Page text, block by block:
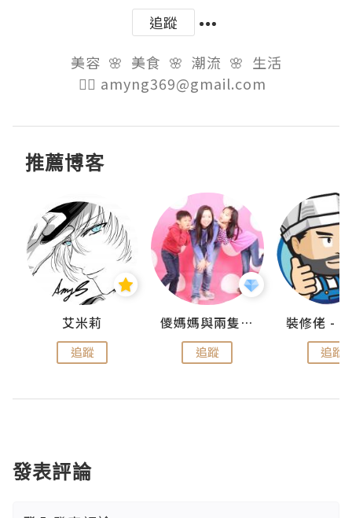
追蹤
美容  🌸  美食  🌸  潮流  🌸  生活
👉🏻 amyng369@gmail.com
推薦博客
艾米莉
追蹤
儍媽媽與兩隻小魔怪之家
追蹤 追蹤
發表評論